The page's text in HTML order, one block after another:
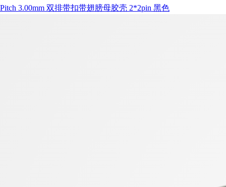
Pitch 3.00mm 双排带扣带翅膀母胶壳 2*2pin 黑色